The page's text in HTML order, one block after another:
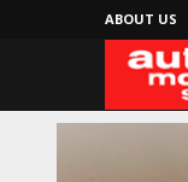
ABOUT US